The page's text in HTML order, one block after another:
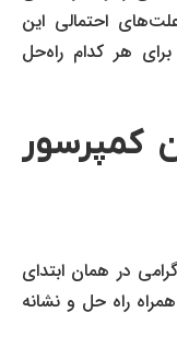
احتمالی این
هر کدام راه‌حل
کمپرسور
در همان ابتدای
راه حل و نشانه